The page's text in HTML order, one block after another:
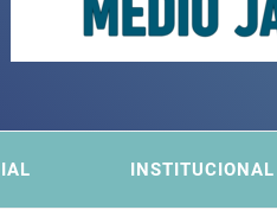
INSTITUCIONAL